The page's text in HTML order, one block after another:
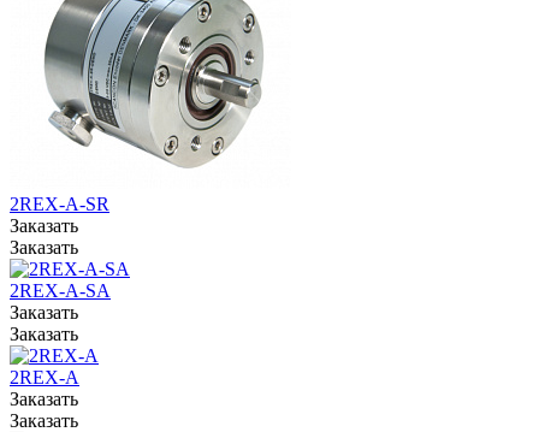
2REX-A-SR
Заказать
Заказать
2REX-A-SA
Заказать
Заказать
2REX-A
Заказать
Заказать